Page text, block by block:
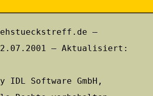
–
– Aktualisiert:
IDL Software GmbH,